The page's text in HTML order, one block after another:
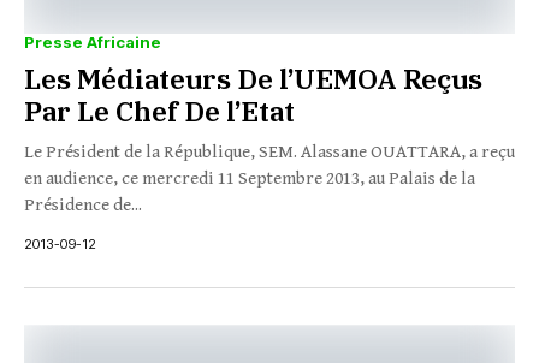
Presse Africaine
Les Médiateurs De l’UEMOA Reçus
Par Le Chef De l’Etat
Le Président de la République, SEM. Alassane OUATTARA, a reçu
en audience, ce mercredi 11 Septembre 2013, au Palais de la
Présidence de...
2013-09-12